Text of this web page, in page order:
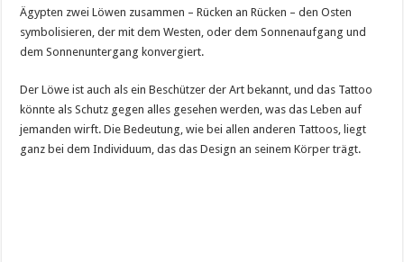
Ägypten zwei Löwen zusammen – Rücken an Rücken – den Osten
symbolisieren, der mit dem Westen, oder dem Sonnenaufgang und
dem Sonnenuntergang konvergiert.
Der Löwe ist auch als ein Beschützer der Art bekannt, und das Tattoo
könnte als Schutz gegen alles gesehen werden, was das Leben auf
jemanden wirft. Die Bedeutung, wie bei allen anderen Tattoos, liegt
ganz bei dem Individuum, das das Design an seinem Körper trägt.